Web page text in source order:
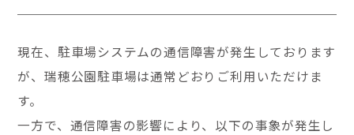
現在、駐車場システムの通信障害が発生しております
が、瑞穂公園駐車場は通常どおりご利用いただけま
す。
一方で、通信障害の影響により、以下の事象が発生し